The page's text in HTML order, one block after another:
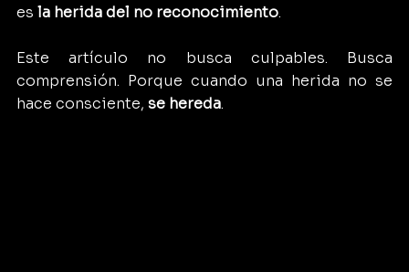
es la herida del no reconocimiento.
Este artículo no busca culpables. Busca
comprensión. Porque cuando una herida no se
hace consciente, se hereda.